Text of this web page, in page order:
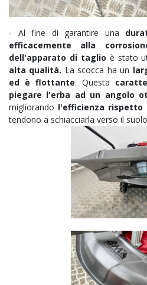
- Al fine di garantire una
efficacemente alla
dell'apparato di taglio è stato
alta qualità. La scocca ha un
ed è flottante. Questa
piegare l'erba ad un angolo
migliorando l'efficienza rispetto
tendono a schiacciarla verso il